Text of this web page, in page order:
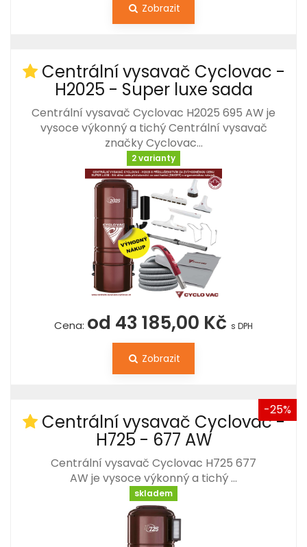
Zobrazit
Centrální vysavač Cyclovac -
H2025 - Super luxe sada
Centrální vysavač Cyclovac H2025 695 AW je
vysoce výkonný a tichý Centrální vysavač
značky Cyclovac…
2 varianty
Cena: od 43 185,00 Kč s DPH
Zobrazit
-25%
Centrální vysavač Cyclovac -
H725 - 677 AW
Centrální vysavač Cyclovac H725 677
AW je vysoce výkonný a tichý …
skladem